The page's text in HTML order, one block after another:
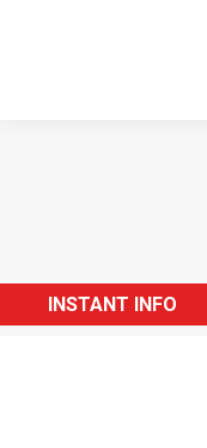
INSTANT INFO